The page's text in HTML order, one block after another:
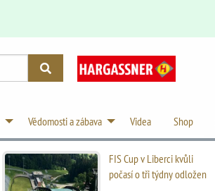
Vědomosti a zábava Videa Shop
FIS Cup v Liberci kvůli
počasí o tři týdny odložen